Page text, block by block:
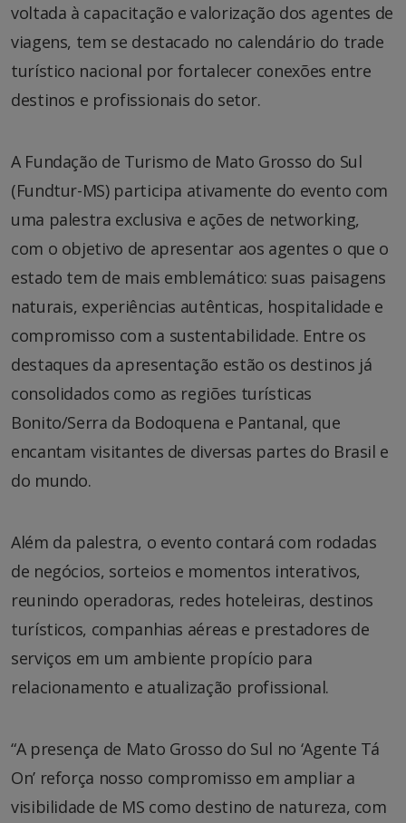
voltada à capacitação e valorização dos agentes de
viagens, tem se destacado no calendário do trade
turístico nacional por fortalecer conexões entre
destinos e profissionais do setor.
A Fundação de Turismo de Mato Grosso do Sul
(Fundtur-MS) participa ativamente do evento com
uma palestra exclusiva e ações de networking,
com o objetivo de apresentar aos agentes o que o
estado tem de mais emblemático: suas paisagens
naturais, experiências autênticas, hospitalidade e
compromisso com a sustentabilidade. Entre os
destaques da apresentação estão os destinos já
consolidados como as regiões turísticas
Bonito/Serra da Bodoquena e Pantanal, que
encantam visitantes de diversas partes do Brasil e
do mundo.
Além da palestra, o evento contará com rodadas
de negócios, sorteios e momentos interativos,
reunindo operadoras, redes hoteleiras, destinos
turísticos, companhias aéreas e prestadores de
serviços em um ambiente propício para
relacionamento e atualização profissional.
“A presença de Mato Grosso do Sul no ‘Agente Tá
On’ reforça nosso compromisso em ampliar a
visibilidade de MS como destino de natureza, com